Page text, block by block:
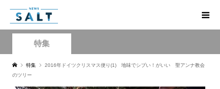
特集
特集
2016年ドイツクリスマス便り(1) 地味でシブい！がいい 聖アンナ教会
のツリー